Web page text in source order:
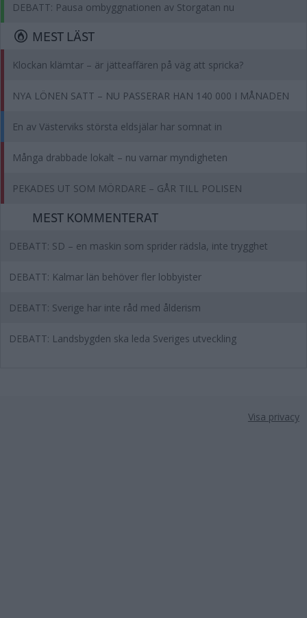
DEBATT: Pausa ombyggnationen av Storgatan nu
MEST LÄST
Klockan klämtar – är jätteaffären på väg att spricka?
NYA LÖNEN SATT – NU PASSERAR HAN 140 000 I MÅNADEN
En av Västerviks största eldsjälar har somnat in
Många drabbade lokalt – nu varnar myndigheten
PEKADES UT SOM MÖRDARE – GÅR TILL POLISEN
MEST KOMMENTERAT
DEBATT: SD – en maskin som sprider rädsla, inte trygghet
DEBATT: Kalmar län behöver fler lobbyister
DEBATT: Sverige har inte råd med ålderism
DEBATT: Landsbygden ska leda Sveriges utveckling
Visa privacy